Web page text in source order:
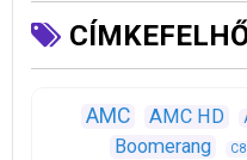
AMC AMC HD
Boomerang C8